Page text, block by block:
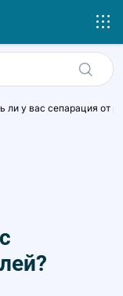
ли у вас сепарация от